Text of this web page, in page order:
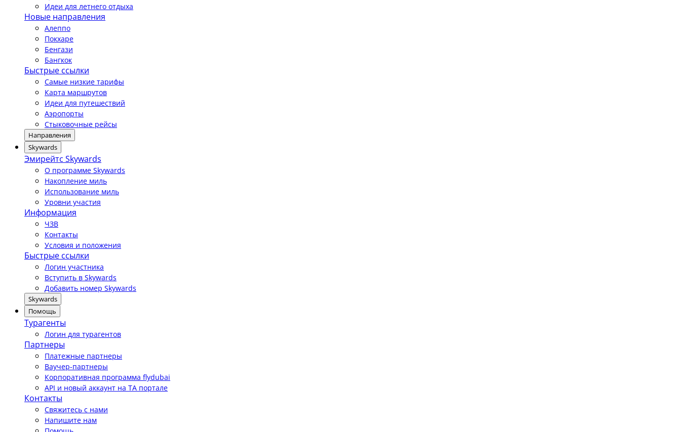
Идеи для летнего отдыха
Новые направления
Алеппо
Покхаре
Бенгази
Бангкок
Быстрые ссылки
Самые низкие тарифы
Карта маршрутов
Идеи для путешествий
Аэропорты
Стыковочные рейсы
Направления
Skywards
Эмирейтс Skywards
О программе Skywards
Накопление миль
Использование миль
Уровни участия
Информация
ЧЗВ
Контакты
Условия и положения
Быстрые ссылки
Логин участника
Вступить в Skywards
Добавить номер Skywards
Skywards
Помощь
Турагенты
Логин для турагентов
Партнеры
Платежные партнеры
Ваучер-партнеры
Корпоративная программа flydubai
API и новый аккаунт на TA портале
Контакты
Свяжитесь с нами
Напишите нам